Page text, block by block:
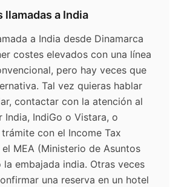
llamadas a India
a India desde Dinamarca
costes elevados con una línea
pero hay veces que
Tal vez quieras hablar
contactar con la atención al
India, IndiGo o Vistara, o
con el Income Tax
MEA (Ministerio de Asuntos
la embajada india. Otras veces
una reserva en un hotel